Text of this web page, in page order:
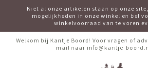
naar de
content
Niet al onze artikelen staan op onze
mogelijkheden in onze winkel en bel
winkelvoorraad van te voren
Welkom bij Kantje Boord! Voor vragen of
mail naar info@kantje-